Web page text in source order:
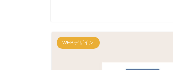
WEBデザイン